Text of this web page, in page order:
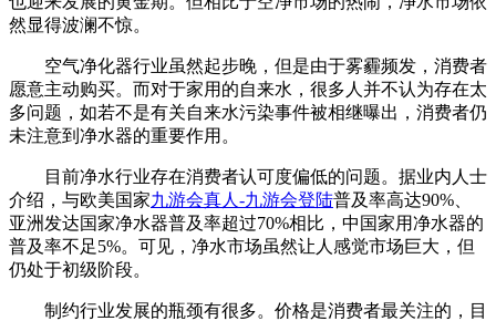
然显得波澜不惊。
空气净化器行业虽然起步晚，但是由于雾霾频发，消费者
愿意主动购买。而对于家用的自来水，很多人并不认为存在太
多问题，如若不是有关自来水污染事件被相继曝出，消费者仍
未注意到净水器的重要作用。
目前净水行业存在消费者认可度偏低的问题。据业内人士
介绍，与欧美国家九游会真人-九游会登陆普及率高达90%、
亚洲发达国家净水器普及率超过70%相比，中国家用净水器的
普及率不足5%。可见，净水市场虽然让人感觉市场巨大，但
仍处于初级阶段。
制约行业发展的瓶颈有很多。价格是消费者最关注的，目